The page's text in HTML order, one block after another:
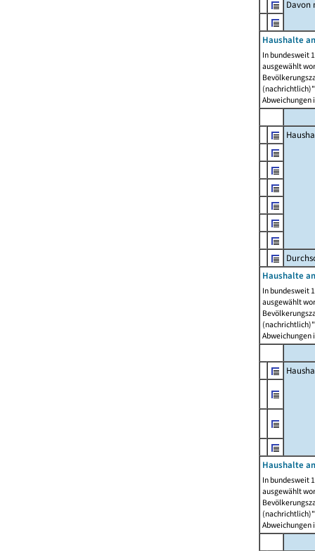
Davon
Haushalte
In bundesweit
ausgewählt
Abweichungen
Haushalte
In bundesweit
ausgewählt
Abweichungen
Haushalte
In bundesweit
ausgewählt
Abweichungen